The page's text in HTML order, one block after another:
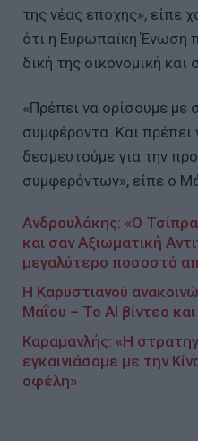
της νέας εποχής», είπε
ότι η Ευρωπαϊκή Ένωση
δική της οικονομική και
«Πρέπει να ορίσουμε με
συμφέροντα. Και πρέπει
δεσμευτούμε για την
συμφερόντων», είπε ο
Ανδρουλάκης: «Ο
και σαν Αξιωματική
μεγαλύτερο ποσοστό
Η Καρυστιανού
Μαΐου – Το AI βίντεο
Καραμανλής: «Η
εγκαινιάσαμε με την
οφέλη»